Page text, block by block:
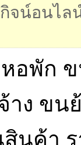
จน์อนไล
หอพัก
าง ขน
นค้า